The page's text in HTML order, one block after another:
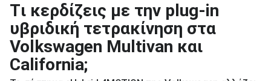
ΑΝΑΖΗΤΗΣΗ
Μεταχειρισμένα
Tι κερδίζεις με την plug-in
υβριδική τετρακίνηση στα
Volkswagen Multivan και
California;